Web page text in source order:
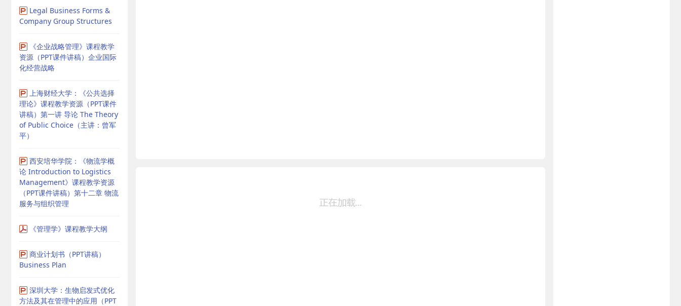
Legal Business Forms &
Company Group Structures
《企业战略管理》课程教学
资源（PPT课件讲稿）企业国际
化经营战略
上海财经大学：《公共选择
理论》课程教学资源（PPT课件
讲稿）第一讲 导论 The Theory
of Public Choice（主讲：曾军
平）
西安培华学院：《物流学概
论 Introduction to Logistics
Management》课程教学资源
（PPT课件讲稿）第十二章 物流
服务与组织管理
《管理学》课程教学大纲
商业计划书（PPT讲稿）
Business Plan
深圳大学：生物启发式优化
方法及其在管理中的应用（PPT